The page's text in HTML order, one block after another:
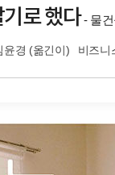
로 했다- 물
윤경 (옮긴이) 비즈니